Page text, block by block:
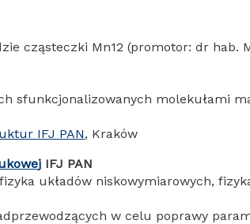
cząsteczki Mn12 (promotor: dr hab.
sfunkcjonalizowanych molekułami
IFJ PAN, Kraków
IFJ PAN
układów niskowymiarowych,
w celu poprawy